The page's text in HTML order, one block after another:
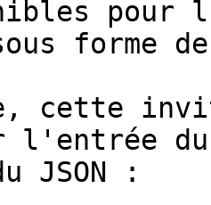
pour
forme
cette
l'entrée
JSON :